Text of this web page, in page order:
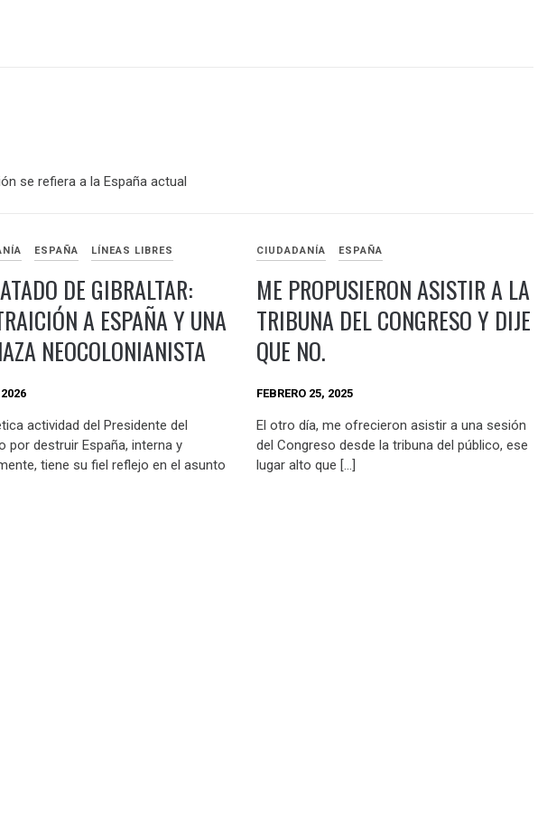
se refiera a la España actual
ESPAÑA LÍNEAS LIBRES
DE GIBRALTAR:
A ESPAÑA Y UNA
NEOCOLONIANISTA
actividad del Presidente del
por destruir España, interna y
tiene su fiel reflejo en el asunto
CIUDADANÍA ESPAÑA
ME PROPUSIERON ASISTIR A LA
TRIBUNA DEL CONGRESO Y DIJE
QUE NO.
FEBRERO 25, 2025
El otro día, me ofrecieron asistir a una sesión
del Congreso desde la tribuna del público, ese
lugar alto que […]